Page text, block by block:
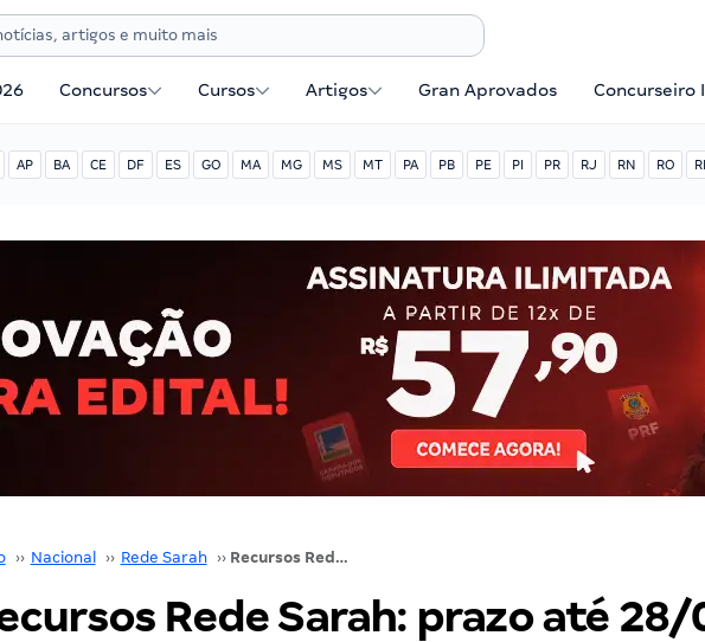
Concursos Cursos Artigos Gran Aprovados Concurseiro
AP BA CE DF ES GO MA MG MS MT PA PB PE PI PR RJ RN RO
›› Nacional ›› Rede Sarah ›› Recursos Rede Sarah: prazo até 28/04!
Rede Sarah: prazo até 28/